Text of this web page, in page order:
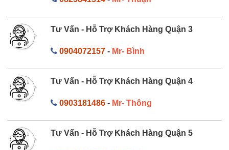
Tư Vấn - Hỗ Trợ Khách Hàng Quận 3
0904072157- Mr- Bình
Tư Vấn - Hỗ Trợ Khách Hàng Quận 4
0903181486- Mr- Thông
Tư Vấn - Hỗ Trợ Khách Hàng Quận 5